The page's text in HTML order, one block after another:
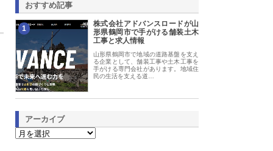
おすすめ記事
1
株式会社アドバンスロードが山
形県鶴岡市で手がける舗装土木
工事と求人情報
山形県鶴岡市で地域の道路基盤を支え
る企業として、舗装工事や土木工事を
手がける専門会社があります。地域住
民の生活を支える道…
アーカイブ